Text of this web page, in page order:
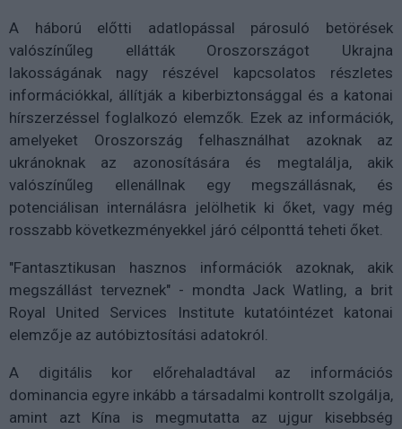
A háború előtti adatlopással párosuló betörések
valószínűleg ellátták Oroszországot Ukrajna
lakosságának nagy részével kapcsolatos részletes
információkkal, állítják a kiberbiztonsággal és a katonai
hírszerzéssel foglalkozó elemzők. Ezek az információk,
amelyeket Oroszország felhasználhat azoknak az
ukránoknak az azonosítására és megtalálja, akik
valószínűleg ellenállnak egy megszállásnak, és
potenciálisan internálásra jelölhetik ki őket, vagy még
rosszabb következményekkel járó célponttá teheti őket.
"Fantasztikusan hasznos információk azoknak, akik
megszállást terveznek" - mondta Jack Watling, a brit
Royal United Services Institute kutatóintézet katonai
elemzője az autóbiztosítási adatokról.
A digitális kor előrehaladtával az információs
dominancia egyre inkább a társadalmi kontrollt szolgálja,
amint azt Kína is megmutatta az ujgur kisebbség